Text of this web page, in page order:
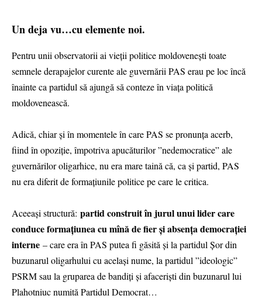
Un deja vu…cu elemente noi.
Pentru unii observatorii ai vieții politice moldovenești toate
semnele derapajelor curente ale guvernării PAS erau pe loc încă
înainte ca partidul să ajungă să conteze în viața politică
moldovenească.
Adică, chiar și în momentele în care PAS se pronunța acerb,
fiind în opoziție, împotriva apucăturilor ”nedemocratice” ale
guvernărilor oligarhice, nu era mare taină că, ca și partid, PAS
nu era diferit de formațiunile politice pe care le critica.
Aceeași structură: partid construit în jurul unui lider care
conduce formațiunea cu mînă de fier și absența democrației
interne – care era în PAS putea fi găsită și la partidul Șor din
buzunarul oligarhului cu același nume, la partidul ”ideologic”
PSRM sau la gruparea de bandiți și afaceriști din buzunarul lui
Plahotniuc numită Partidul Democrat…